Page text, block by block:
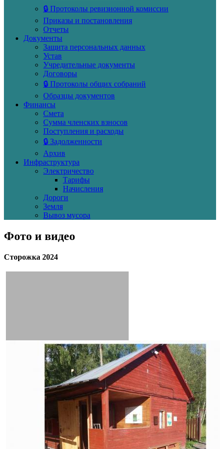
🔒 Протоколы ревизионной комиссии
Приказы и постановления
Отчеты
Документы
Защита персональных данных
Устав
Учредительные документы
Договоры
🔒 Протоколы общих собраний
Образцы документов
Финансы
Смета
Сумма членских взносов
Поступления и расходы
🔒 Задолженности
Архив
Инфраструктура
Электричество
Тарифы
Начисления
Дороги
Земля
Вывоз мусора
Фото и видео
Сторожка 2024